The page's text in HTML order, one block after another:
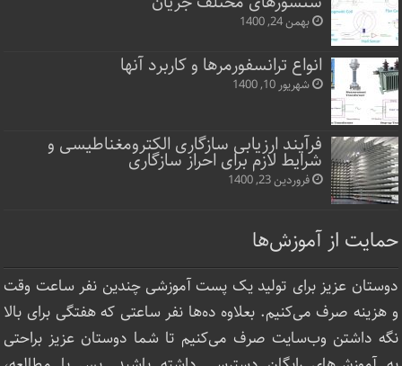
بهمن 24, 1400
انواع ترانسفورمرها و کاربرد آنها
شهریور 10, 1400
فرآیند ارزیابی سازگاری الکترومغناطیسی و
شرایط لازم برای احراز سازگاری
فروردین 23, 1400
حمایت از آموزش‌ها
دوستان عزیز برای تولید یک پست آموزشی چندین نفر ساعت‌ وقت
و هزینه صرف می‌کنیم. بعلاوه ده‌ها نفر ساعتی که هفتگی برای بالا
نگه داشتن وب‌سایت صرف ‌می‌کنیم تا شما دوستان عزیز براحتی